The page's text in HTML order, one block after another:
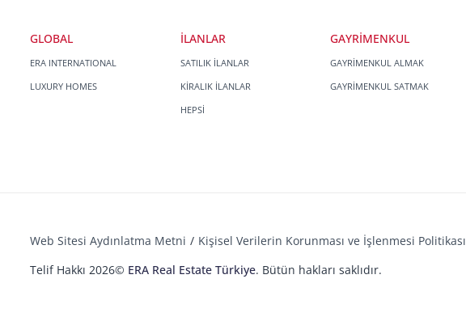
GLOBAL
ERA INTERNATIONAL
LUXURY HOMES
İLANLAR
SATILIK İLANLAR
KİRALIK İLANLAR
HEPSİ
GAYRİMENKUL
GAYRİMENKUL ALMAK
GAYRİMENKUL SATMAK
Web Sitesi Aydınlatma Metni Kişisel Verilerin Korunması ve İşlenmesi Politikası
Telif Hakkı 2026© ERA Real Estate Türkiye. Bütün hakları saklıdır.